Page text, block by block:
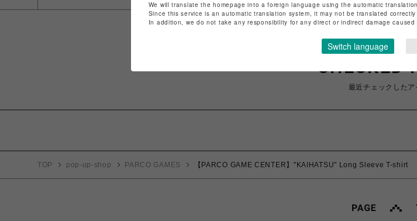
CHECKED
最近チェックしたア
TOP pop-up-shop PARCO GAMES 【PARCO GAME CENTER】"KAIHATSU" Long Sleeve T-shirt
We will translate the homepage into a foreign language using the automatic
Since this service is an automatic translation system, it may not be translated
In addition, we do not take any responsibility for any direct or indirect damage
Switch language